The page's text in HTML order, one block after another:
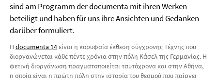
sind am Programm der documenta mit ihren Werken
beteiligt und haben für uns ihre Ansichten und Gedanken
darüber formuliert.
Η documenta 14είναι η κορυφαία έκθεση σύγχρονης Τέχνης που
διοργανώνεται κάθε πέντε χρόνια στην πόλη Κάσελ της Γερμανίας. Η
φετινή διοργάνωση πραγματοποιείται ταυτόχρονα και στην Αθήνα,
η οποία είναι η πρώτη πόλη στην ιστορία του θεσμού που παίρνει